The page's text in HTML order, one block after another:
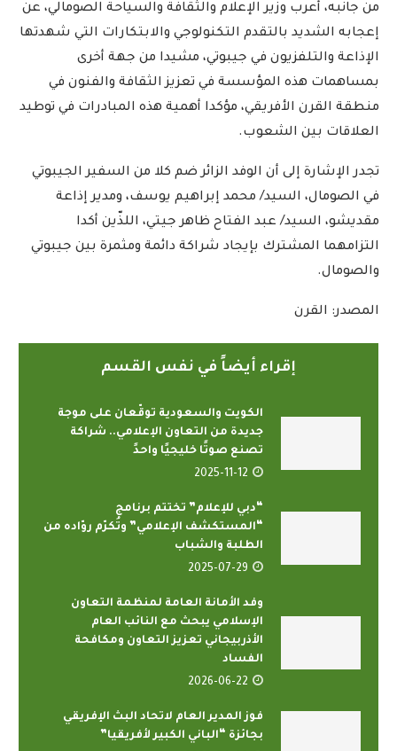
من جانبه، أعرب وزير الإعلام والثقافة والسياحة الصومالي، عن
إعجابه الشديد بالتقدم التكنولوجي والابتكارات التي شهدتها
الإذاعة والتلفزيون في جيبوتي، مشيدا من جهة أخرى
بمساهمات هذه المؤسسة في تعزيز الثقافة والفنون في
منطقة القرن الأفريقي، مؤكدا أهمية هذه المبادرات في توطيد
العلاقات بين الشعوب.
تجدر الإشارة إلى أن الوفد الزائر ضم كلا من السفير الجيبوتي
في الصومال، السيد/ محمد إبراهيم يوسف، ومدير إذاعة
مقديشو، السيد/ عبد الفتاح ظاهر جيتي، اللذّين أكدا
التزامهما المشترك بإيجاد شراكة دائمة ومثمرة بين جيبوتي
والصومال.
المصدر: القرن
إقراء أيضاً في نفس القسم
الكويت والسعودية توقّعان على موجة
جديدة من التعاون الإعلامي.. شراكة
تصنع صوتًا خليجيًا واحدً
2025-11-12
“دبي للإعلام” تختتم برنامج
“المستكشف الإعلامي” وتُكرّم روّاده من
الطلبة والشباب
2025-07-29
وفد الأمانة العامة لمنظمة التعاون
الإسلامي يبحث مع النائب العام
الأذربيجاني تعزيز التعاون ومكافحة
الفساد
2026-06-22
فوز المدير العام لاتحاد البث الإفريقي
بجائزة “الباني الكبير لأفريقيا”